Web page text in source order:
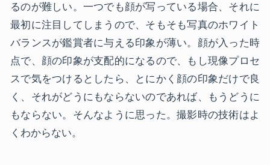
るのが難しい。一つでも顔が写っている場合、それに
最初に注目してしまうので、そもそも写真のホワイト
バランスが鑑賞者に与える印象が薄い。顔が入った時
点で、顔の印象が支配的になるので、もし現像プロセ
スで気をつけるとしたら、とにかく顔の印象だけで良
く、それがどうにもならないのであれば、もうどうに
もならない。そんなように思った。撮影時の技術はよ
くわからない。